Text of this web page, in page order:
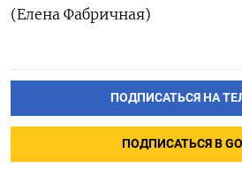
(Елена Фабричная)
ПОДПИСАТЬСЯ НА
ПОДПИСАТЬСЯ В